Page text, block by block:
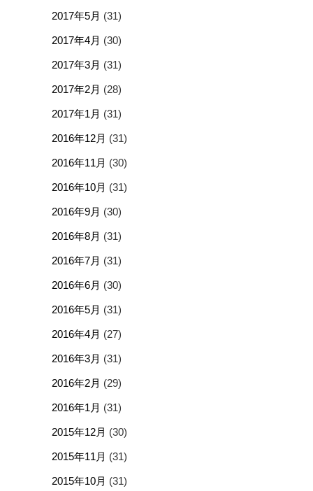
2017年5月 (31)
2017年4月 (30)
2017年3月 (31)
2017年2月 (28)
2017年1月 (31)
2016年12月 (31)
2016年11月 (30)
2016年10月 (31)
2016年9月 (30)
2016年8月 (31)
2016年7月 (31)
2016年6月 (30)
2016年5月 (31)
2016年4月 (27)
2016年3月 (31)
2016年2月 (29)
2016年1月 (31)
2015年12月 (30)
2015年11月 (31)
2015年10月 (31)